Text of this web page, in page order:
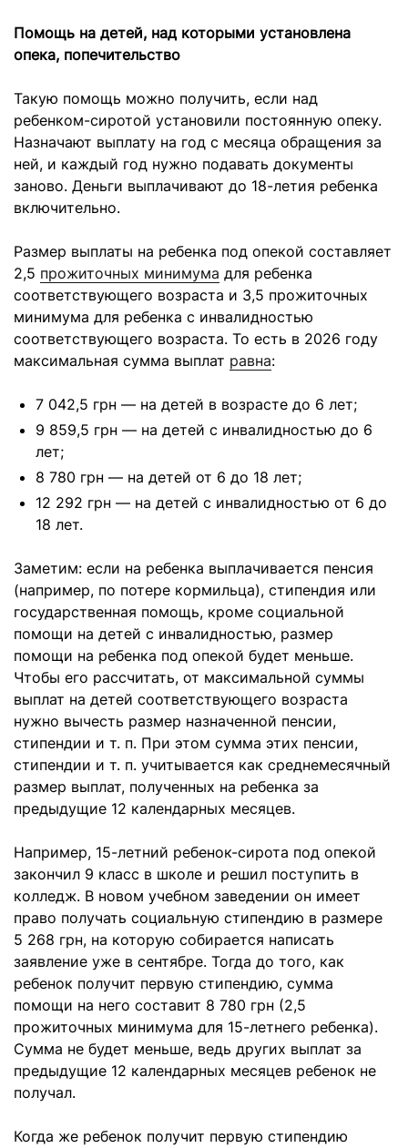
Помощь на детей, над которыми установлена
опека, попечительство
Такую помощь можно получить, если над
ребенком-сиротой установили постоянную опеку.
Назначают выплату на год с месяца обращения за
ней, и каждый год нужно подавать документы
заново. Деньги выплачивают до 18-летия ребенка
включительно.
Размер выплаты на ребенка под опекой составляет
2,5 прожиточных минимума для ребенка
соответствующего возраста и 3,5 прожиточных
минимума для ребенка с инвалидностью
соответствующего возраста. То есть в 2026 году
максимальная сумма выплат равна:
7 042,5 грн — на детей в возрасте до 6 лет;
9 859,5 грн — на детей с инвалидностью до 6
лет;
8 780 грн — на детей от 6 до 18 лет;
12 292 грн — на детей с инвалидностью от 6 до
18 лет.
Заметим: если на ребенка выплачивается пенсия
(например, по потере кормильца), стипендия или
государственная помощь, кроме социальной
помощи на детей с инвалидностью, размер
помощи на ребенка под опекой будет меньше.
Чтобы его рассчитать, от максимальной суммы
выплат на детей соответствующего возраста
нужно вычесть размер назначенной пенсии,
стипендии и т. п. При этом сумма этих пенсии,
стипендии и т. п. учитывается как среднемесячный
размер выплат, полученных на ребенка за
предыдущие 12 календарных месяцев.
Например, 15-летний ребенок-сирота под опекой
закончил 9 класс в школе и решил поступить в
колледж. В новом учебном заведении он имеет
право получать социальную стипендию в размере
5 268 грн, на которую собирается написать
заявление уже в сентябре. Тогда до того, как
ребенок получит первую стипендию, сумма
помощи на него составит 8 780 грн (2,5
прожиточных минимума для 15-летнего ребенка).
Сумма не будет меньше, ведь других выплат за
предыдущие 12 календарных месяцев ребенок не
получал.
Когда же ребенок получит первую стипендию